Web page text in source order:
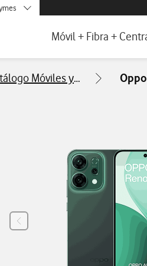
Enlace a particulares, empresas
de segmentación para empresas y
de vodafone.esMóvil + Fibra +
Catálogo Móviles y Tablets